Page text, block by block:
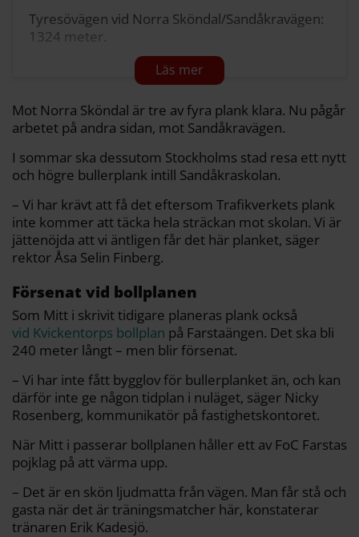
Tyresövägen vid Norra Sköndal/Sandåkravägen:
1324 meter.
Nynäsvägen vid Klockelund: 440 meter.
meter.
253 meter.
Källa: Trafikverket, Region Stockholm, Stockholms stad
Mot Norra Sköndal är tre av fyra plank klara. Nu pågår
arbetet på andra sidan, mot Sandåkravägen.
I sommar ska dessutom Stockholms stad resa ett nytt
och högre bullerplank intill Sandåkraskolan.
– Vi har krävt att få det eftersom Trafikverkets plank
inte kommer att täcka hela sträckan mot skolan. Vi är
jättenöjda att vi äntligen får det här planket, säger
rektor Åsa Selin Finberg.
Försenat vid bollplanen
Som Mitt i skrivit tidigare planeras plank också
vid Kvickentorps bollplan på Farstaängen. Det ska bli
240 meter långt – men blir försenat.
– Vi har inte fått bygglov för bullerplanket än, och kan
därför inte ge någon tidplan i nuläget, säger Nicky
Rosenberg, kommunikatör på fastighetskontoret.
När Mitt i passerar bollplanen håller ett av FoC Farstas
pojklag på att värma upp.
– Det är en skön ljudmatta från vägen. Man får stå och
gasta när det är träningsmatcher här, konstaterar
tränaren Erik Kadesjö.